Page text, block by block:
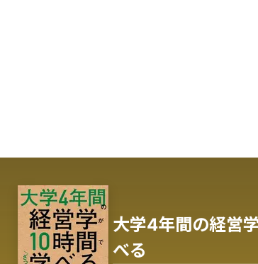
大学4年間の経営
べる